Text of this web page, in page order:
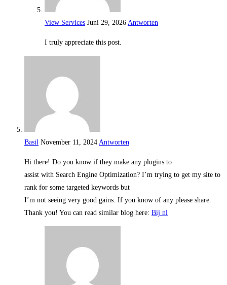
View Services Juni 29, 2026 Antworten
I truly appreciate this post.
Basil November 11, 2024 Antworten
Hi there! Do you know if they make any plugins to
assist with Search Engine Optimization? I’m trying to get my site to
rank for some targeted keywords but
I’m not seeing very good gains. If you know of any please share.
Thank you! You can read similar blog here: Bij nl